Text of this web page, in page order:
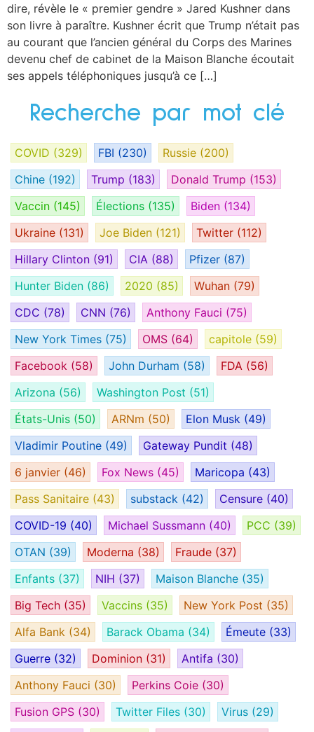
dire, révèle le « premier gendre » Jared Kushner dans
son livre à paraître. Kushner écrit que Trump n’était pas
au courant que l’ancien général du Corps des Marines
devenu chef de cabinet de la Maison Blanche écoutait
ses appels téléphoniques jusqu’à ce […]
Recherche par mot clé
COVID (329) FBI (230) Russie (200)
Chine (192) Trump (183) Donald Trump (153)
Vaccin (145) Élections (135) Biden (134)
Ukraine (131) Joe Biden (121) Twitter (112)
Hillary Clinton (91) CIA (88) Pfizer (87)
Hunter Biden (86) 2020 (85) Wuhan (79)
CDC (78) CNN (76) Anthony Fauci (75)
New York Times (75) OMS (64) capitole (59)
Facebook (58) John Durham (58) FDA (56)
Arizona (56) Washington Post (51)
États-Unis (50) ARNm (50) Elon Musk (49)
Vladimir Poutine (49) Gateway Pundit (48)
6 janvier (46) Fox News (45) Maricopa (43)
Pass Sanitaire (43) substack (42) Censure (40)
COVID-19 (40) Michael Sussmann (40) PCC (39)
OTAN (39) Moderna (38) Fraude (37)
Enfants (37) NIH (37) Maison Blanche (35)
Big Tech (35) Vaccins (35) New York Post (35)
Alfa Bank (34) Barack Obama (34) Émeute (33)
Guerre (32) Dominion (31) Antifa (30)
Anthony Fauci (30) Perkins Coie (30)
Fusion GPS (30) Twitter Files (30) Virus (29)